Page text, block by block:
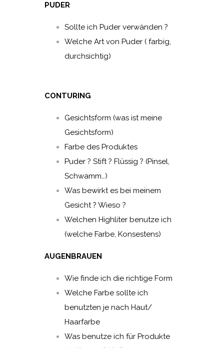
PUDER
Sollte ich Puder verwänden ?
Welche Art von Puder ( farbig,
durchsichtig)
CONTURING
Gesichtsform (was ist meine
Gesichtsform)
Farbe des Produktes
Puder ? Stift ? Flüssig ? (Pinsel,
Schwamm…)
Was bewirkt es bei meinem
Gesicht ? Wieso ?
Welchen Highliter benutze ich
(welche Farbe, Konsestens)
AUGENBRAUEN
Wie finde ich die richtige Form
Welche Farbe sollte ich
benutzten je nach Haut/
Haarfarbe
Was benutze ich für Produkte